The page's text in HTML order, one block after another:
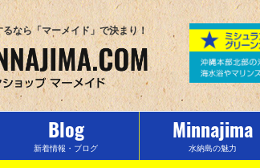
なら「マーメイド」で決まり！
Blog
新着情報・ブログ
Minnajima
水納島の魅力